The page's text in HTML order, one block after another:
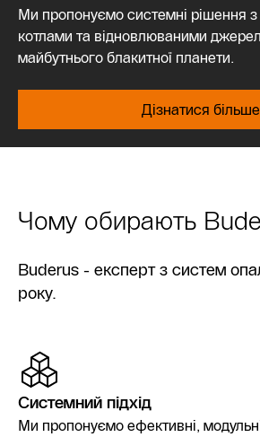
Ми пропонуємо системні рішення
котлами та відновлюваними
майбутнього блакитної планети.
Дізнатися більше
Чому обирають
Buderus - експерт з систем
року.
Системний підхід
Ми пропонуємо ефективні,